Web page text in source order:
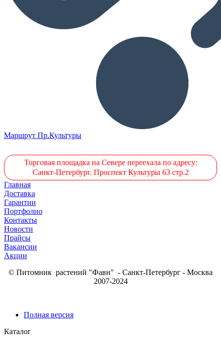
Маршрут Пр.Культуры
Торговая площадка на Севере переехала по адресу:
Санкт-Петербург. Проспект Культуры 63 стр.2
Главная
Доставка
Гарантии
Портфолио
Контакты
Новости
Прайсы
Вакансии
Акции
© Питомник растений "Фавн" - Санкт-Петербург - Москва
2007-2024
Полная версия
Каталог